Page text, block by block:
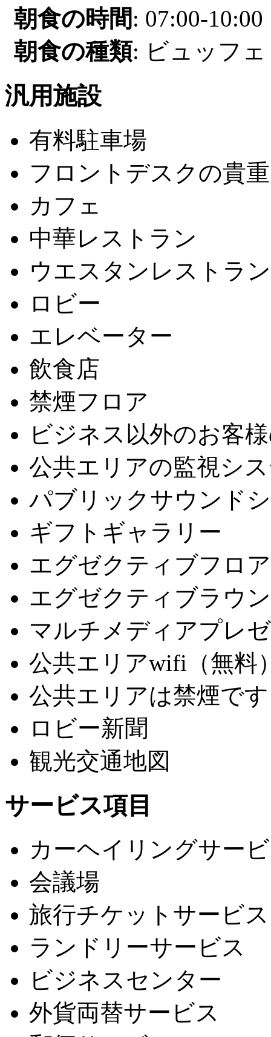
朝食の時間: 07:00-10:00
朝食の種類: ビュッフェ
汎用施設
有料駐車場
フロントデスクの貴
カフェ
中華レストラン
ウエスタンレストラン
ロビー
エレベーター
飲食店
禁煙フロア
ビジネス以外のお客
公共エリアの監視シ
パブリックサウンド
ギフトギャラリー
エグゼクティブフロア
エグゼクティブラウ
マルチメディアプレ
公共エリアwifi（無料
公共エリアは禁煙です
ロビー新聞
観光交通地図
サービス項目
カーヘイリングサー
会議場
旅行チケットサービス
ランドリーサービス
ビジネスセンター
外貨両替サービス